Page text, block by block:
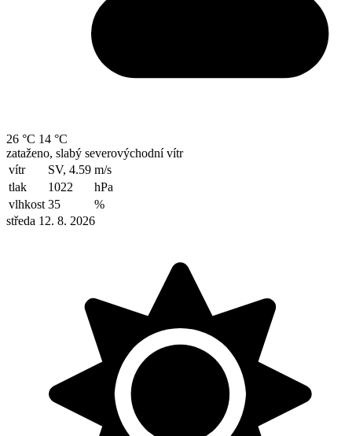
26 °C 14 °C
zataženo, slabý severovýchodní vítr
vítr
SV, 4.59 m/s
tlak
1022
hPa
vlhkost 35
%
středa 12. 8. 2026